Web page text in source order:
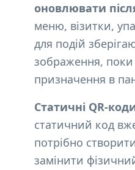
оновлювати
меню, візитки,
для подій
зображення, поки
призначення в
Статичні QR-
статичний код
потрібно
замінити